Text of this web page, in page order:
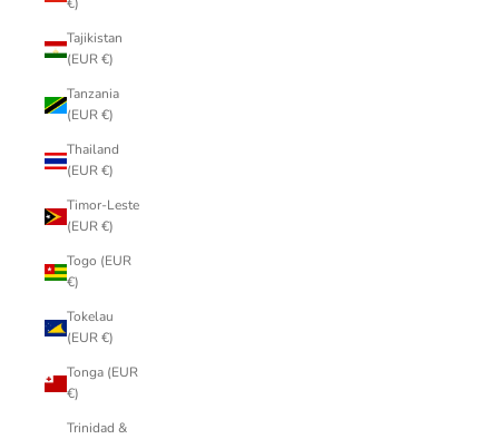
Tajikistan
(EUR €)
Tanzania
(EUR €)
Thailand
(EUR €)
Timor-Leste
(EUR €)
Togo (EUR
€)
Tokelau
(EUR €)
Tonga (EUR
€)
Trinidad &